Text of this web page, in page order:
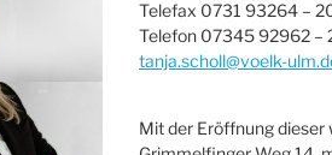
Telefax 0731 93264 –
Telefon 07345 92962 –
tanja.scholl@voelk-
Mit der Eröffnung dieser